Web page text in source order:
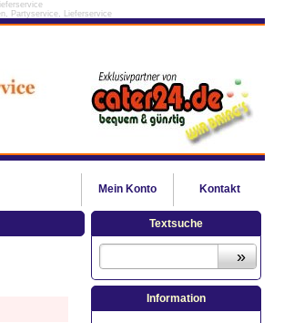
Partyservice, Lieferservice
Kontakt
Mein Konto
Textsuche
Information